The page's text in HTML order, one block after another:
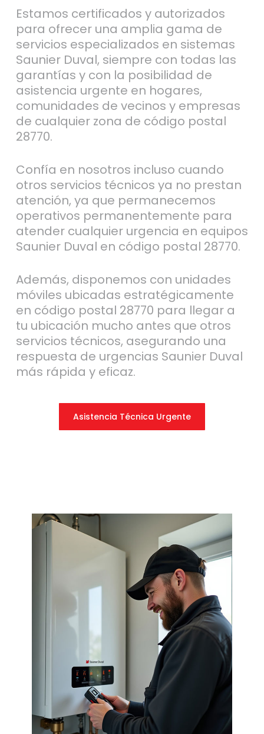
Estamos certificados y autorizados
para ofrecer una amplia gama de
servicios especializados en sistemas
Saunier Duval, siempre con todas las
garantías y con la posibilidad de
asistencia urgente en hogares,
comunidades de vecinos y empresas
de cualquier zona de código postal
28770.
Confía en nosotros incluso cuando
otros servicios técnicos ya no prestan
atención, ya que permanecemos
operativos permanentemente para
atender cualquier urgencia en equipos
Saunier Duval en código postal 28770.
Además, disponemos con unidades
móviles ubicadas estratégicamente
en código postal 28770 para llegar a
tu ubicación mucho antes que otros
servicios técnicos, asegurando una
respuesta de urgencias Saunier Duval
más rápida y eficaz.
Asistencia Técnica Urgente